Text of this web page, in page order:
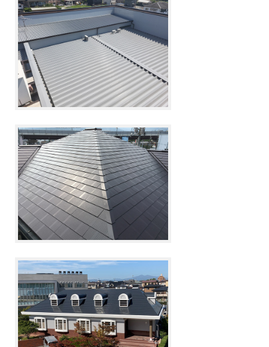
內壁
屋頂
屋瓦類
文化瓦
雙槽瓦
山形瓦
石板瓦